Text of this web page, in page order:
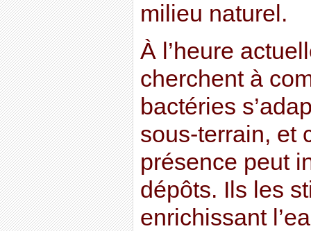
milieu naturel.
À l’heure
cherchent à
bactéries
sous-terrain, et
présence peut
dépôts. Ils les
enrichissant